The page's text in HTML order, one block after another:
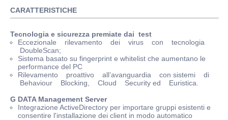
CARATTERISTICHE
Tecnologia e sicurezza premiate dai test
Eccezionale rilevamento dei virus con tecnologia
DoubleScan;
Sistema basato su fingerprint e whitelist che aumentano le
performance del PC
Rilevamento proattivo all’avanguardia con sistemi di
Behaviour Blocking, Cloud Security ed Euristica.
G DATA Management Server
Integrazione ActiveDirectory per importare gruppi esistenti e
consentire l'installazione dei client in modo automatico